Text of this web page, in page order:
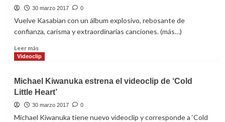
nuevo
disco
30 marzo 2017 0
Vuelve Kasabian con un álbum explosivo, rebosante de
confianza, carisma y extraordinarias canciones. (más…)
Leer másLeer
más
estrena
el
videoclip
de
Videoclip
Michael Kiwanuka estrena el videoclip de ‘Cold
Little Heart’
30 marzo 2017 0
Michael Kiwanuka tiene nuevo videoclip y corresponde a ‘Cold